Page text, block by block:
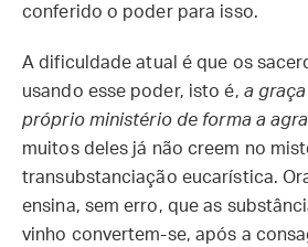
conferido o poder para isso.
A dificuldade atual é que os
usando esse poder, isto é, a
próprio ministério de forma a
muitos deles já não creem no
transubstanciação eucarística.
ensina, sem erro, que as
vinho convertem-se, após a